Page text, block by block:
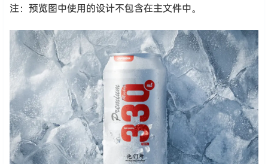
注：预览图中使用的设计不包含在主文件中。